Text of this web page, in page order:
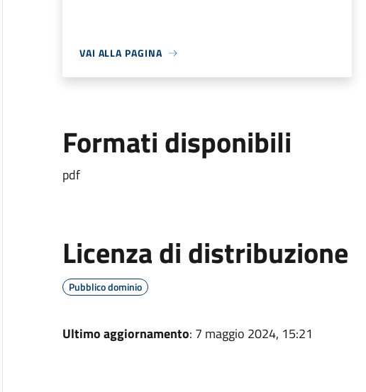
VAI ALLA PAGINA
Formati disponibili
pdf
Licenza di distribuzione
Pubblico dominio
Ultimo aggiornamento: 7 maggio 2024, 15:21